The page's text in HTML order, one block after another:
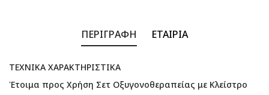
ΠΕΡΙΓΡΑΦΉ ΕΤΑΙΡΊΑ
ΤΕΧΝΙΚΑ ΧΑΡΑΚΤΗΡΙΣΤΙΚΑ
Έτοιμα προς Χρήση Σετ Οξυγονοθεραπείας με Κλείστρο